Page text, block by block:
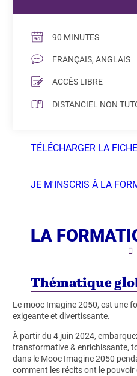
90 MINUTES
FRANÇAIS, ANGLAIS
ACCÈS LIBRE
DISTANCIEL NON
TÉLÉCHARGER LA
JE M'INSCRIS À LA
LA
Thématique
Le mooc Imagine 2050, est une
exigeante et divertissante.
À partir du 4 juin 2024,
transformative & enrichissante,
dans le Mooc Imagine 2050
comment les récits ont le